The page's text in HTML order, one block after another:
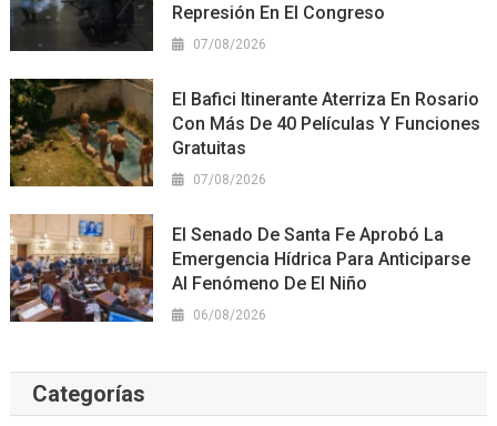
Represión En El Congreso
07/08/2026
El Bafici Itinerante Aterriza En Rosario
Con Más De 40 Películas Y Funciones
Gratuitas
07/08/2026
El Senado De Santa Fe Aprobó La
Emergencia Hídrica Para Anticiparse
Al Fenómeno De El Niño
06/08/2026
Categorías